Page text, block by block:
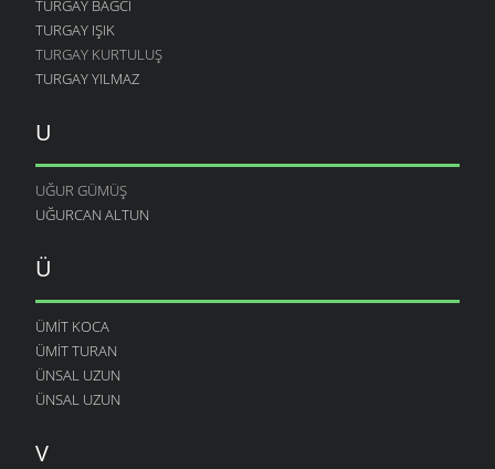
TURGAY BAĞCI
TURGAY IŞIK
TURGAY KURTULUŞ
TURGAY YILMAZ
U
UĞUR GÜMÜŞ
UĞURCAN ALTUN
Ü
ÜMIT KOCA
ÜMIT TURAN
ÜNSAL UZUN
ÜNSAL UZUN
V